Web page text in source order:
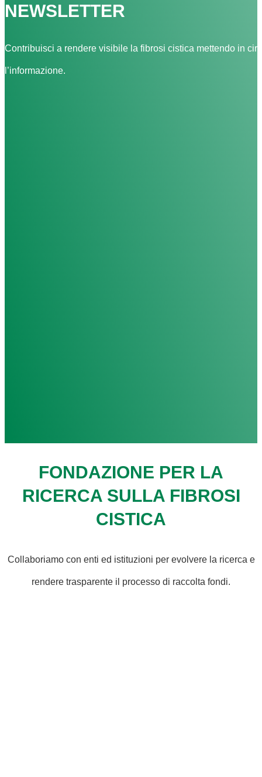
NEWSLETTER
Contribuisci a rendere visibile la fibrosi cistica mettendo in
l’informazione.
FONDAZIONE PER LA
RICERCA SULLA FIBROSI
CISTICA
Collaboriamo con enti ed istituzioni per evolvere la ricerca e
rendere trasparente il processo di raccolta fondi.